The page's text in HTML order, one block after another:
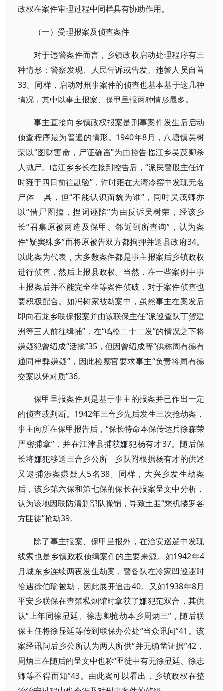
政权在案件审理过程中同样具有协助作用。
（一）受理报案及侦查案件
对于违警案件而言，乡镇政权启动处理程序有三
种情形：警察发现、人民告诉或告发、违警人员自首
33。同样，启动对刑事案件的侦查也基本基于这几种
情况，其中以事主报案、保甲呈报两种情形最多。
事主直接向乡镇政权报案是刑事案件发生后启动
侦查程序最为普遍的情形。1940年8月，八塘镇吴树
荣以“图财害命，尸证确凿”为由控告临江乡吴茂卿杀
人抛尸。临江乡乡长在接到控告后，“派民警股主任许
时雍于四日前往勘验”，许时雍在大湾冷窑中发现无名
尸体一具，但“不能认识面貌为谁”，同时吴茂卿亦
以“借尸图搕，捏词诬陷”为由反诉吴树荣，经该乡
长“召集原被两造及保甲、邻近到所查询”，认为案
件“疑窦殊多”而将原被告双方都拘押并送县政府34。
以此案为代表，大多数案件都是事主报案后乡镇政权
进行侦查，然后上报县政权。当然，在一些案例中事
主报案后并不能完全坐等案件侦破，对于案件侦查也
要积极配合。如冯树家被劫案中，虽然事主在案发后
即向石龙乡联保报案并由该联保主任“派巡查队丁贺建
洲等三人前往缉捕”，在“鸣枪二十二发”的情况之下将
嫌疑犯曾绍成“活擒”35，但因曾绍成等“供称周有德有
通同串弊嫌疑”，因此检察官要求事主“负责将周有德
交案以凭对质”36。
保甲呈报案件则是基于事主的报案并已作出一定
的侦查或判断。1942年三合乡先后发生三次抢劫案，
事主向所在保甲报告后，“保长特命本保传达兵徐森荣
严密捕拿”，并在江津县捕获嫌犯杨有才37。随后保
长将嫌犯移送三合乡公所，乡队附根据杨有才的供述
又逮捕涉案嫌疑人5名38。同样，大兴乡发生劫案
后，该乡第六保和第七保的保长在报案呈文中分析，
认为该地因联防清剿部队撤销，导致土匪“乘机搂罗各
方匪徒”抢劫39。
除了事主报案、保甲呈报外，在治安巡逻中发现
线索也是乡镇政权侦缉案件的主要来源。如1942年4
月城东乡连续两夜发生劫案，警备队在冷家凹巡逻时
恰遇徐伯瑜被劫，因此展开追击40。又如1938年8月
平安乡联保在查禁私烟馆时拿获了嫌犯范双合，其供
认“上年同徐显廷、徐志卿抢劫本乡周炳三”，随后联
保主任将徐显廷等传到联保办公处“当众讯问”41。该
案经讯问后乡公所认为两人所供“并无确凿证据”42，
周炳三在随后的呈文中也称“匪徒中有无徐显廷、徐志
卿等不得而知”43。由此案可以看出，乡镇政权在整